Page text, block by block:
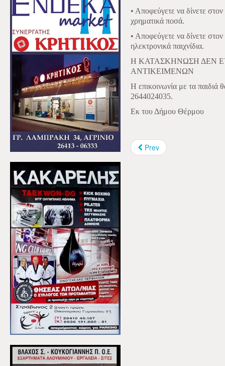
• Αποφεύγετε να δίνετε
χρηματικά ποσά.
• Αποφεύγετε να δίνετε
ηλεκτρονικά παιχνίδια.
Η ΚΑΤΑΣΚΗΝΩΣΗ ΔΕΝ
ΑΝΤΙΚΕΙΜΕΝΩΝ
Η επικοινωνία με τα παιδιά
2644024035.
Εκ του Δήμου Θέρμου
Prev